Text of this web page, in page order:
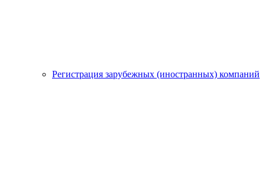
Регистрация зарубежных (иностранных) компаний